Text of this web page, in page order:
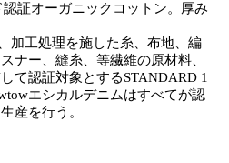
オーガニックコットン。厚み
工処理を施した糸、布地、編
ナー、縫糸、等繊維の原材料、
て認証対象とするSTANDARD 1
エシカルデニムはすべてが認
産を行う。